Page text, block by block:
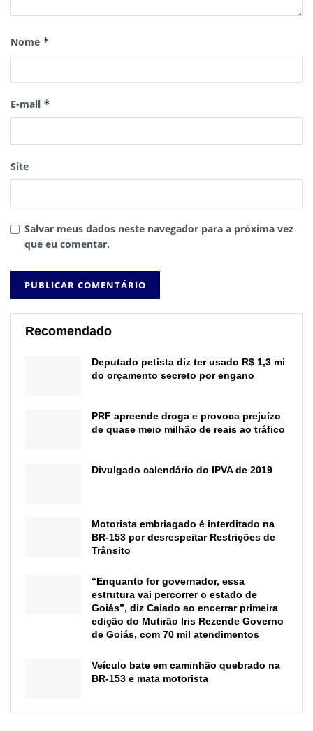
Nome *
E-mail *
Site
Salvar meus dados neste navegador para a próxima vez
que eu comentar.
Recomendado
Deputado petista diz ter usado R$ 1,3 mi
do orçamento secreto por engano
PRF apreende droga e provoca prejuízo
de quase meio milhão de reais ao tráfico
Divulgado calendário do IPVA de 2019
Motorista embriagado é interditado na
BR-153 por desrespeitar Restrições de
Trânsito
“Enquanto for governador, essa
estrutura vai percorrer o estado de
Goiás”, diz Caiado ao encerrar primeira
edição do Mutirão Iris Rezende Governo
de Goiás, com 70 mil atendimentos
Veículo bate em caminhão quebrado na
BR-153 e mata motorista